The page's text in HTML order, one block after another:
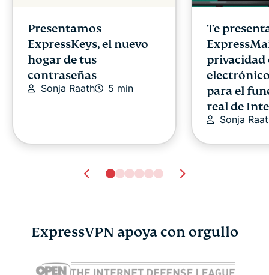
Presentamos
ExpressKeys, el nuevo
hogar de tus
contraseñas
Sonja Raath 5 min
Te
privacidad
para el
real de
Sonja
que les ocurre a tus
lo que hay
ExpressVPN apoya con orgullo